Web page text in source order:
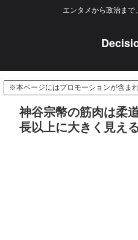
エンタメから政治まで
※本ページにはプロモーションが含ま
神谷宗幣の筋肉は柔
長以上に大きく見え